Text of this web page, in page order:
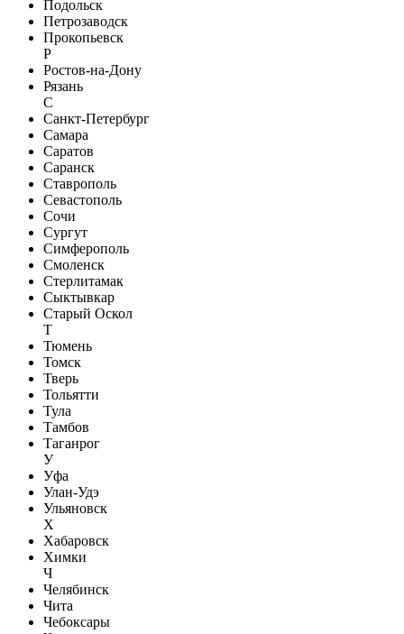
Подольск
Петрозаводск
Прокопьевск
Р
Ростов-на-Дону
Рязань
С
Санкт-Петербург
Самара
Саратов
Саранск
Ставрополь
Севастополь
Сочи
Сургут
Симферополь
Смоленск
Стерлитамак
Сыктывкар
Старый Оскол
Т
Тюмень
Томск
Тверь
Тольятти
Тула
Тамбов
Таганрог
У
Уфа
Улан-Удэ
Ульяновск
Х
Хабаровск
Химки
Ч
Челябинск
Чита
Чебоксары